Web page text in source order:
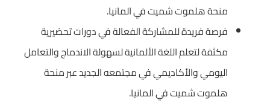
منحة هلموت شميت في المانيا.
فرصة فريدة للمشاركة الفعالة في دورات تحضيرية
مكثفة لتعلم اللغة الألمانية لسهولة الاندماج والتعامل
اليومي والأكاديمي في مجتمعه الجديد عبر منحة
هلموت شميت في المانيا.